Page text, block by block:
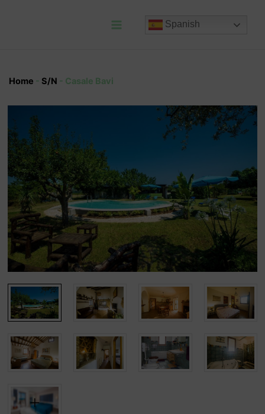
Spanish
Home - S/N - Casale Bavi